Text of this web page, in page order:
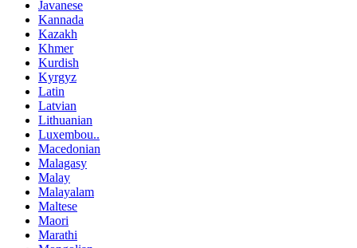
Javanese
Kannada
Kazakh
Khmer
Kurdish
Kyrgyz
Latin
Latvian
Lithuanian
Luxembou..
Macedonian
Malagasy
Malay
Malayalam
Maltese
Maori
Marathi